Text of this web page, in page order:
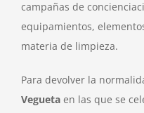
campañas de
equipamientos,
materia de limpieza.
Para devolver la
Vegueta en las que se